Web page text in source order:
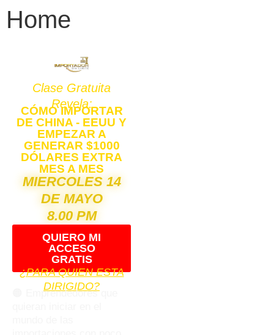
Home
Clase Gratuita
Revela:
CÓMO IMPORTAR
DE CHINA - EEUU Y
EMPEZAR A
GENERAR $1000
DÓLARES EXTRA
MES A MES
MIERCOLES 14
DE MAYO
8.00 PM
QUIERO MI
ACCESO
GRATIS
¿PARA QUIEN ESTA
DIRIGIDO?
🟠 Emprendedores que